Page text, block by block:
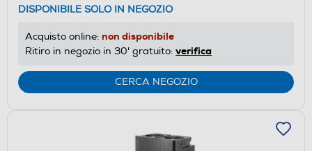
DISPONIBILE SOLO IN NEGOZIO
Acquisto online: non disponibile
Ritiro in negozio in 30' gratuito: verifica
CERCA NEGOZIO